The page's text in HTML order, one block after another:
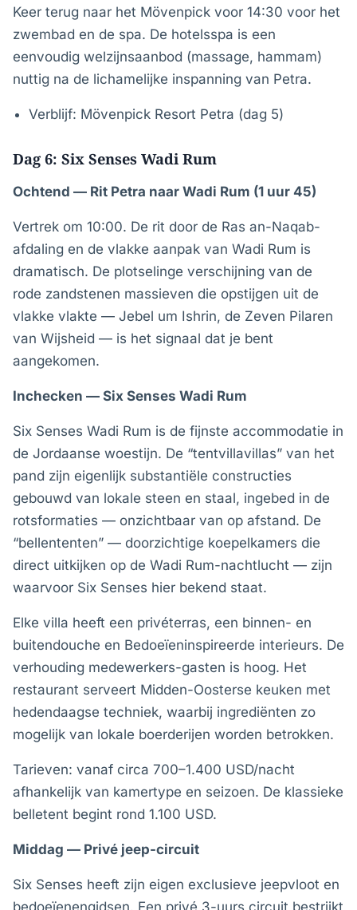
Keer terug naar het Mövenpick voor 14:30 voor het
zwembad en de spa. De hotelsspa is een
eenvoudig welzijnsaanbod (massage, hammam)
nuttig na de lichamelijke inspanning van Petra.
Verblijf: Mövenpick Resort Petra (dag 5)
Dag 6: Six Senses Wadi Rum
Ochtend — Rit Petra naar Wadi Rum (1 uur 45)
Vertrek om 10:00. De rit door de Ras an-Naqab-
afdaling en de vlakke aanpak van Wadi Rum is
dramatisch. De plotselinge verschijning van de
rode zandstenen massieven die opstijgen uit de
vlakke vlakte — Jebel um Ishrin, de Zeven Pilaren
van Wijsheid — is het signaal dat je bent
aangekomen.
Inchecken — Six Senses Wadi Rum
Six Senses Wadi Rum is de fijnste accommodatie in
de Jordaanse woestijn. De “tentvillavillas” van het
pand zijn eigenlijk substantiële constructies
gebouwd van lokale steen en staal, ingebed in de
rotsformaties — onzichtbaar van op afstand. De
“bellententen” — doorzichtige koepelkamers die
direct uitkijken op de Wadi Rum-nachtlucht — zijn
waarvoor Six Senses hier bekend staat.
Elke villa heeft een privéterras, een binnen- en
buitendouche en Bedoeïeninspireerde interieurs. De
verhouding medewerkers-gasten is hoog. Het
restaurant serveert Midden-Oosterse keuken met
hedendaagse techniek, waarbij ingrediënten zo
mogelijk van lokale boerderijen worden betrokken.
Tarieven: vanaf circa 700–1.400 USD/nacht
afhankelijk van kamertype en seizoen. De klassieke
belletent begint rond 1.100 USD.
Middag — Privé jeep-circuit
Six Senses heeft zijn eigen exclusieve jeepvloot en
bedoeïenengidsen. Een privé 3-uurs circuit bestrijkt